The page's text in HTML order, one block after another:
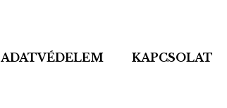
ADATVÉDELEM KAPCSOLAT